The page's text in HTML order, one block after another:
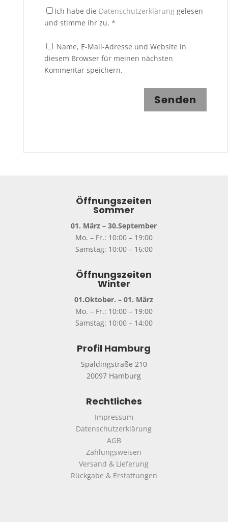
Ich habe die Datenschutzerklärunggelesen
und stimme ihr zu. *
Name, E-Mail-Adresse und Website in
diesem Browser für meinen nächsten
Kommentar speichern.
Senden
Öffnungszeiten
Sommer
01. März – 30.September
Mo. – Fr.: 10:00 – 19:00
Samstag: 10:00 – 16:00
Öffnungszeiten
Winter
01.Oktober. – 01. März
Mo. – Fr.: 10:00 – 19:00
Samstag: 10:00 – 14:00
Profil Hamburg
Spaldingstraße 210
20097 Hamburg
Rechtliches
Impressum
Datenschutzerklärung
AGB
Zahlungsweisen
Versand & Lieferung
Rückgabe & Erstattungen